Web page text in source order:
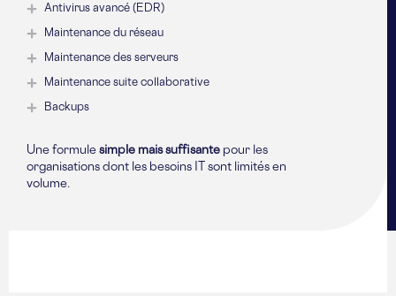
Antivirus avancé (EDR)
Maintenance du réseau
Maintenance des serveurs
Maintenance suite collaborative
Backups
Une formule simple mais suffisante pour les
organisations dont les besoins IT sont limités en
volume.